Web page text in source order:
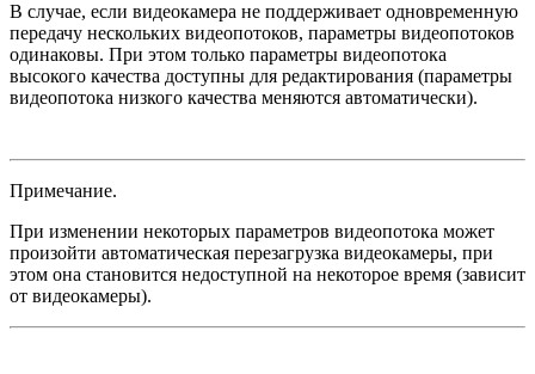
В случае, если видеокамера не поддерживает одновременную
передачу нескольких видеопотоков, параметры видеопотоков
одинаковы. При этом только параметры видеопотока
высокого качества доступны для редактирования (параметры
видеопотока низкого качества меняются автоматически).
Примечание.
При изменении некоторых параметров видеопотока может
произойти автоматическая перезагрузка видеокамеры, при
этом она становится недоступной на некоторое время (зависит
от видеокамеры).